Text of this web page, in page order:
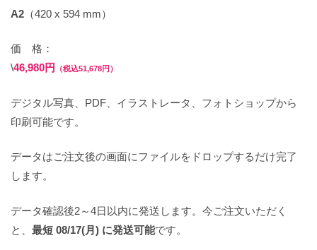
A2 （420 x 594 mm）
価 格：
\46,980円 （税込51,678円）
デジタル写真、PDF、イラストレータ、フォトショップから
印刷可能です。
データはご注文後の画面にファイルをドロップするだけ完了
します。
データ確認後2～4日以内に発送します。今ご注文いただく
と、 最短 08/17(月) に発送可能です。